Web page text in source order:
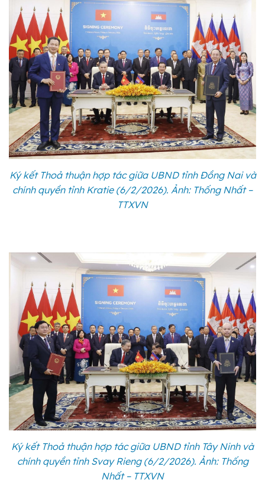
Ký kết Thoả thuận hợp tác giữa UBND tỉnh Đồng Nai và
chính quyền tỉnh Kratie (6/2/2026). Ảnh: Thống Nhất –
TTXVN
Ký kết Thoả thuận hợp tác giữa UBND tỉnh Tây Ninh và
chính quyền tỉnh Svay Rieng (6/2/2026). Ảnh: Thống
Nhất – TTXVN